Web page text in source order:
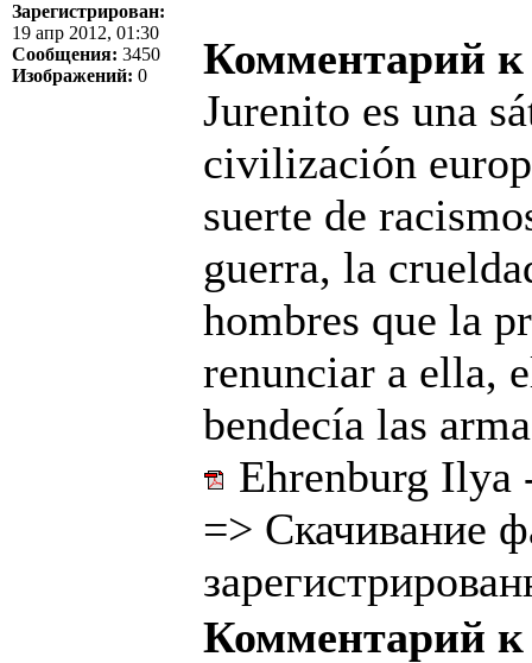
Зарегистрирован:
19 апр 2012, 01:30
Сообщения: 3450
Изображений: 0
Комментарий
Jurenito es una
civilización
suerte de
guerra, la
hombres que la
renunciar a ella,
bendecía las
Ehrenburg
=> Скачивание
Комментарий